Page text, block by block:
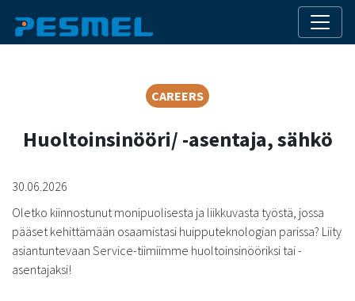
CAREERS
Huoltoinsinööri/ -asentaja, sähkö
30.06.2026
Oletko kiinnostunut monipuolisesta ja liikkuvasta työstä, jossa
pääset kehittämään osaamistasi huipputeknologian parissa? Liity
asiantuntevaan Service-tiimiimme huoltoinsinööriksi tai -
asentajaksi!